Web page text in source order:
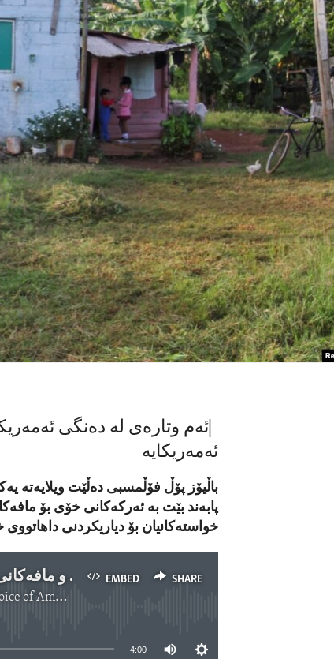
ئەم وتارەی لە دەنگی
ئەمەریکایە
باڵیۆز پۆڵ فۆڵمسبی دەڵێت ویلایەتە
پابەند بێت بە ئەرکەکانی خۆی بۆ
خواستەکانیان بۆ دیاریکردنی
EMBED SHARE بەرەوپێشبردنی دیموکراسی و مافەکانی مرۆڤ لە کوبا
of America
available
4:00